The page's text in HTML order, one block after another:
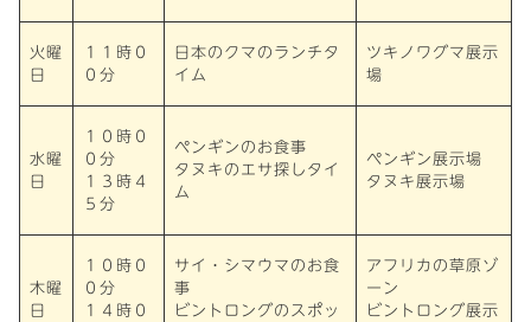
火曜
日
１１時０
０分
日本のクマのランチタ
イム
ツキノワグマ展示
場
水曜
日
１０時０
０分
１３時４
５分
ペンギンのお食事
タヌキのエサ探しタイ
ム
ペンギン展示場
タヌキ展示場
木曜
日
１０時０
０分
１４時０
サイ・シマウマのお食
事
ビントロングのスポッ
アフリカの草原ゾ
ーン
ビントロング展示